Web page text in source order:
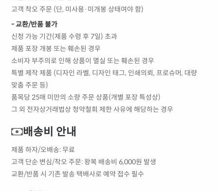
고객 착오 주문 (단, 미사용·미개봉 상태여야 함)
- 교환/반품 불가
신청 가능 기간(제품 수령 후 7일) 초과
제품 포장 개봉 또는 훼손된 경우
소비자 부주의로 인해 상품이 멸실 또는 훼손된 경우
특별 제작 제품 (디자인 라벨, 디자인 태그, 인쇄의뢰, 프로슈머, 대량
맞춤 주문 등)
품목당 25매 미만의 소량 주문 상품(개별 포장 특성상)
그 외 전자상거래법상 청약철회 제한 사유에 해당하는 경우
배송비 안내
제품 하자/오배송: 무료
고객 단순 변심/착오 주문: 왕복 배송비 6,000원 발생
교환/반품 시 기존 발송 택배사로 예약 접수 필수